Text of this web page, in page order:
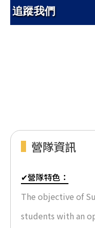
追蹤我們
營隊資訊
✔營隊特色：
The objective of
students with an